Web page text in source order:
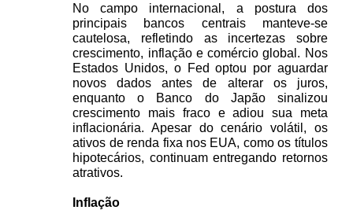
No campo internacional, a postura dos
principais bancos centrais manteve-se
cautelosa, refletindo as incertezas sobre
crescimento, inflação e comércio global. Nos
Estados Unidos, o Fed optou por aguardar
novos dados antes de alterar os juros,
enquanto o Banco do Japão sinalizou
crescimento mais fraco e adiou sua meta
inflacionária. Apesar do cenário volátil, os
ativos de renda fixa nos EUA, como os títulos
hipotecários, continuam entregando retornos
atrativos.
Inflação